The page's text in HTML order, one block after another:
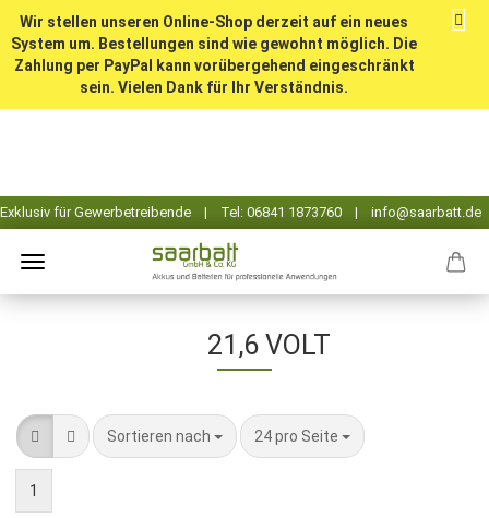
Wir stellen unseren Online-Shop derzeit auf ein neues
System um. Bestellungen sind wie gewohnt möglich. Die
Zahlung per PayPal kann vorübergehend eingeschränkt
sein. Vielen Dank für Ihr Verständnis.
21,6 VOLT
Sortieren nach
Sortieren nach 24 pro Seite
pro Seite
1